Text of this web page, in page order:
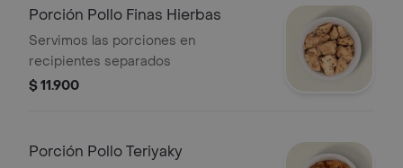
Porción Pollo Finas Hierbas
Servimos las porciones en
recipientes separados
$ 11.900
Porción Pollo Teriyaky